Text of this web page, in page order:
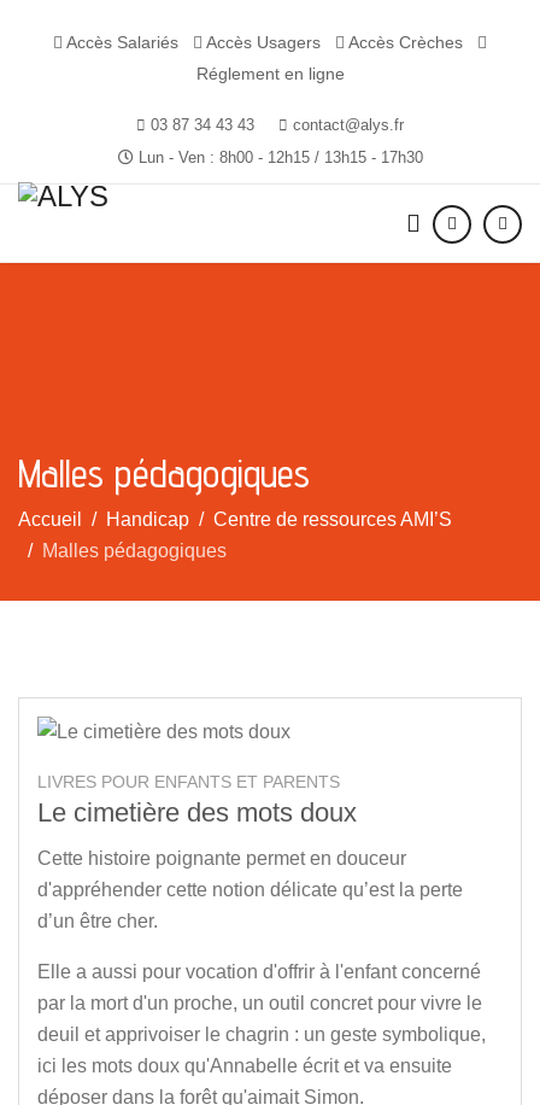
Accès Salariés Accès Usagers
Accès Crèches
Réglement en ligne
03 87 34 43 43
contact@alys.fr
Lun - Ven : 8h00 - 12h15 / 13h15 - 17h30
Malles pédagogiques
Accueil Handicap
Centre de ressources AMI’S
Malles pédagogiques
LIVRES POUR ENFANTS ET PARENTS
Le cimetière des mots doux
Cette histoire poignante permet en douceur
d'appréhender cette notion délicate qu’est la perte
d’un être cher.
Elle a aussi pour vocation d'offrir à l'enfant concerné
par la mort d'un proche, un outil concret pour vivre le
deuil et apprivoiser le chagrin : un geste symbolique,
ici les mots doux qu'Annabelle écrit et va ensuite
déposer dans la forêt qu'aimait Simon.